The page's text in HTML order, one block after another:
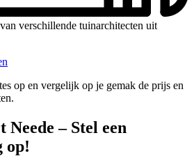
verschillende tuinarchitecten uit
op en vergelijk op je gemak de prijs en
– Stel een
op!